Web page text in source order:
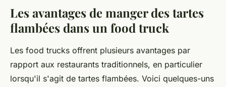
Les avantages de manger des tartes
flambées dans un food truck
Les food trucks offrent plusieurs avantages par
rapport aux restaurants traditionnels, en particulier
lorsqu'il s'agit de tartes flambées. Voici quelques-uns